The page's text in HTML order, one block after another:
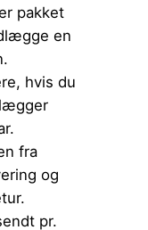
pakket
en
hvis du
fra
og
pr.